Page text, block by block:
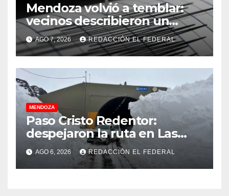
Mendoza volvió a temblar:
vecinos describieron un
“sacudón” acompañado por
un fuerte estruendo
AGO 7, 2026 REDACCIÓN EL FEDERAL
MENDOZA
Paso Cristo Redentor:
despejaron la ruta en Las
Cuevas antes de otro
temporal con unos 1.500
camiones varados
AGO 6, 2026 REDACCIÓN EL FEDERAL